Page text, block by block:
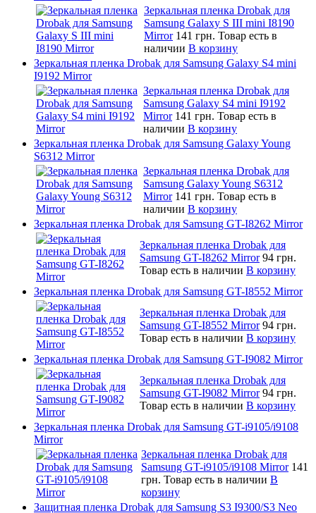
Зеркальная пленка Drobak для
Samsung Galaxy S III mini I8190
Mirror 141 грн. Товар есть в
наличии В корзину
Зеркальная пленка Drobak для Samsung Galaxy S4 mini
I9192 Mirror
Зеркальная пленка Drobak для
Samsung Galaxy S4 mini I9192
Mirror 141 грн. Товар есть в
наличии В корзину
Зеркальная пленка Drobak для Samsung Galaxy Young
S6312 Mirror
Зеркальная пленка Drobak для
Samsung Galaxy Young S6312
Mirror 141 грн. Товар есть в
наличии В корзину
Зеркальная пленка Drobak для Samsung GT-I8262 Mirror
Зеркальная пленка Drobak для
Samsung GT-I8262 Mirror 94 грн.
Товар есть в наличии В корзину
Зеркальная пленка Drobak для Samsung GT-I8552 Mirror
Зеркальная пленка Drobak для
Samsung GT-I8552 Mirror 94 грн.
Товар есть в наличии В корзину
Зеркальная пленка Drobak для Samsung GT-I9082 Mirror
Зеркальная пленка Drobak для
Samsung GT-I9082 Mirror 94 грн.
Товар есть в наличии В корзину
Зеркальная пленка Drobak для Samsung GT-i9105/i9108
Mirror
Зеркальная пленка Drobak для
Samsung GT-i9105/i9108 Mirror 141
грн. Товар есть в наличии В
корзину
Защитная пленка Drobak для Samsung S3 I9300/S3 Neo